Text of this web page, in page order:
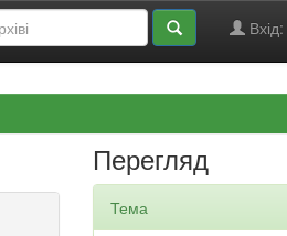
Вхід:
Перегляд
Тема